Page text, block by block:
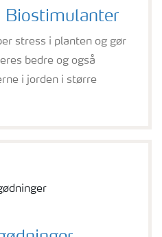
stress i planten og gør
bedre og også
i jorden i større